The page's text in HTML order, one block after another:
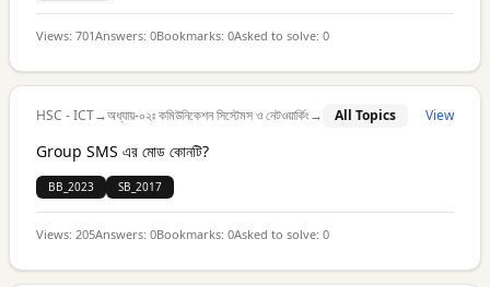
Views: 701Answers: 0Bookmarks: 0Asked to solve: 0
HSC - ICT→অধ্যায়-০২ঃ কমিউনিকেশন সিস্টেমস ও নেটওয়ার্কিং→ All Topics View
Group SMS এর মোড কোনটি?
BB_2023 SB_2017
Views: 205Answers: 0Bookmarks: 0Asked to solve: 0